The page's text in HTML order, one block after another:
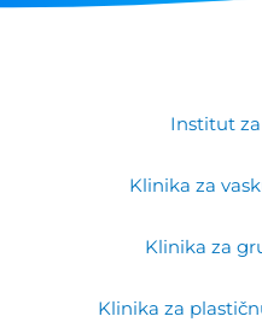
Institut
Klinika za
Klinika za
Klinika za